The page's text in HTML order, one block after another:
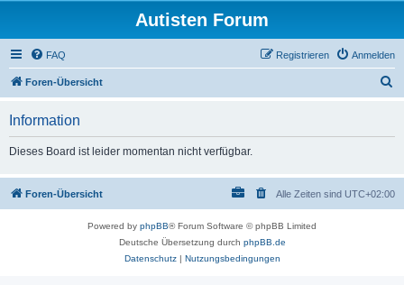
Autisten Forum
FAQ Anmelden
Registrieren
Foren-Übersicht
Information
Dieses Board ist leider momentan nicht verfügbar.
Foren-Übersicht Alle Zeiten sind UTC+02:00
Powered by phpBB® Forum Software © phpBB Limited
Deutsche Übersetzung durch phpBB.de
Datenschutz| Nutzungsbedingungen